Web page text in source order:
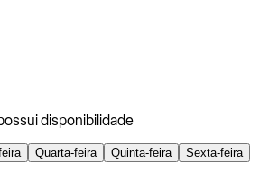
disponibilidade
Quarta-feira Quinta-feira
Sexta-feira